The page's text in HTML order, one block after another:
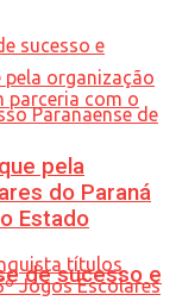
de sucesso e
pela
do Paraná
Estado